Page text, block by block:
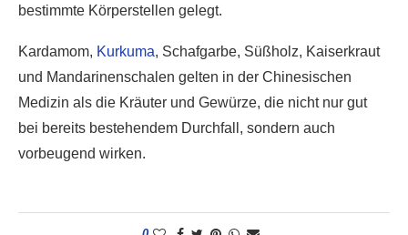
bestimmte Körperstellen gelegt.
Kardamom, Kurkuma, Schafgarbe, Süßholz, Kaiserkraut
und Mandarinenschalen gelten in der Chinesischen
Medizin als die Kräuter und Gewürze, die nicht nur gut
bei bereits bestehendem Durchfall, sondern auch
vorbeugend wirken.